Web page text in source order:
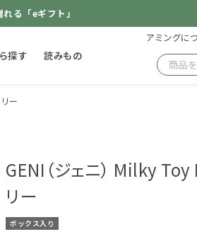
る「eギフト」
探す 読みもの
アミングに
ー
GENI（ジェニ） Milky
リー
ボックス入り